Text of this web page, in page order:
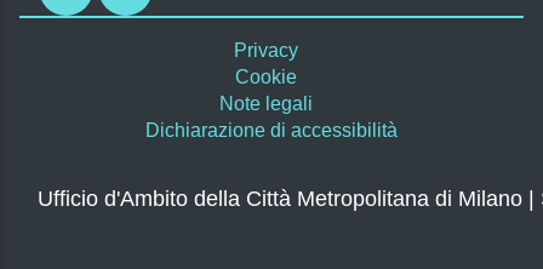
Privacy
Cookie
Note legali
Dichiarazione di accessibilità
Ufficio d'Ambito della Città Metropolitana di Milano